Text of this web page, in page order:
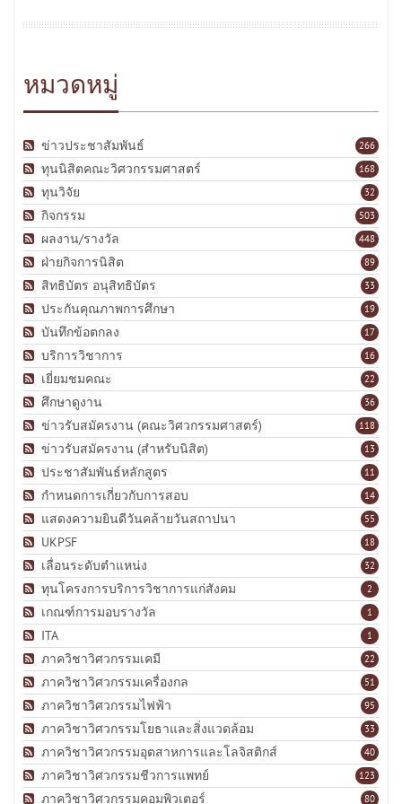
หมวดหมู่
266
ข่าวประชาสัมพันธ์
168
ทุนนิสิตคณะวิศวกรรมศาสตร์
32
ทุนวิจัย
503
กิจกรรม
448
ผลงาน/รางวัล
89
ฝ่ายกิจการนิสิต
33
สิทธิบัตร อนุสิทธิบัตร
19
ประกันคุณภาพการศึกษา
17
บันทึกข้อตกลง
16
บริการวิชาการ
22
เยี่ยมชมคณะ
36
ศึกษาดูงาน
118
ข่าวรับสมัครงาน (คณะวิศวกรรมศาสตร์)
13
ข่าวรับสมัครงาน (สำหรับนิสิต)
11
ประชาสัมพันธ์หลักสูตร
14
กำหนดการเกี่ยวกับการสอบ
55
แสดงความยินดีวันคล้ายวันสถาปนา
18
UKPSF
32
เลื่อนระดับตำแหน่ง
2
ทุนโครงการบริการวิชาการแก่สังคม
1
เกณฑ์การมอบรางวัล
1
ITA
22
ภาควิชาวิศวกรรมเคมี
51
ภาควิชาวิศวกรรมเครื่องกล
95
ภาควิชาวิศวกรรมไฟฟ้า
33
ภาควิชาวิศวกรรมโยธาและสิ่งแวดล้อม
40
ภาควิชาวิศวกรรมอุตสาหการและโลจิสติกส์
123
ภาควิชาวิศวกรรมชีวการแพทย์
80
ภาควิชาวิศวกรรมคอมพิวเตอร์